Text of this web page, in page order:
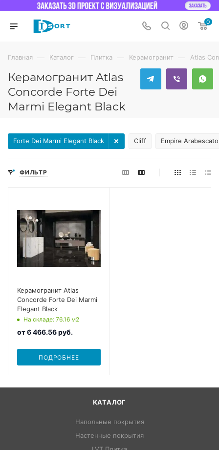
0
Главная — Каталог — Плитка — Керамогранит — Atlas
Керамогранит Atlas
Concorde Forte Dei
Marmi Elegant Black
Cliff Empire Arabescato
Forte Dei Marmi Elegant Black
ФИЛЬТР
Керамогранит Atlas
Concorde Forte Dei Marmi
Elegant Black
На складе: 76.16 м2
от6 466.56 руб.
ПОДРОБНЕЕ
КАТАЛОГ
Напольные покрытия
Настенные покрытия